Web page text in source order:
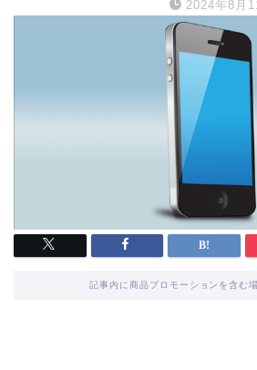
2024年8月
記事内に商品プロモーションを含む